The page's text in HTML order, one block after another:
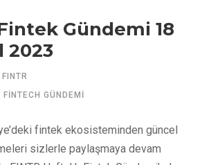
Gündemi 18
2023
FINTR
GÜNDEMI
fintek ekosisteminden güncel
sizlerle paylaşmaya devam